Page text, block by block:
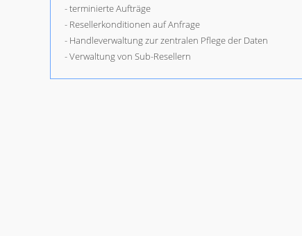
- terminierte Aufträge
- Resellerkonditionen auf Anfrage
- Handleverwaltung zur zentralen Pflege der Daten
- Verwaltung von Sub-Resellern